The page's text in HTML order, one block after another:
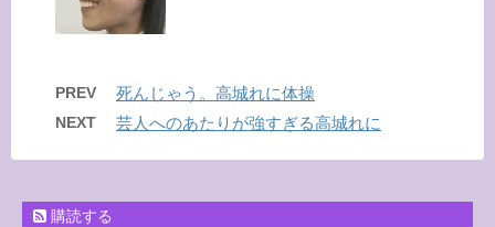
PREV 死んじゃう。高城れに体操
NEXT 芸人へのあたりが強すぎる高城れに
購読する